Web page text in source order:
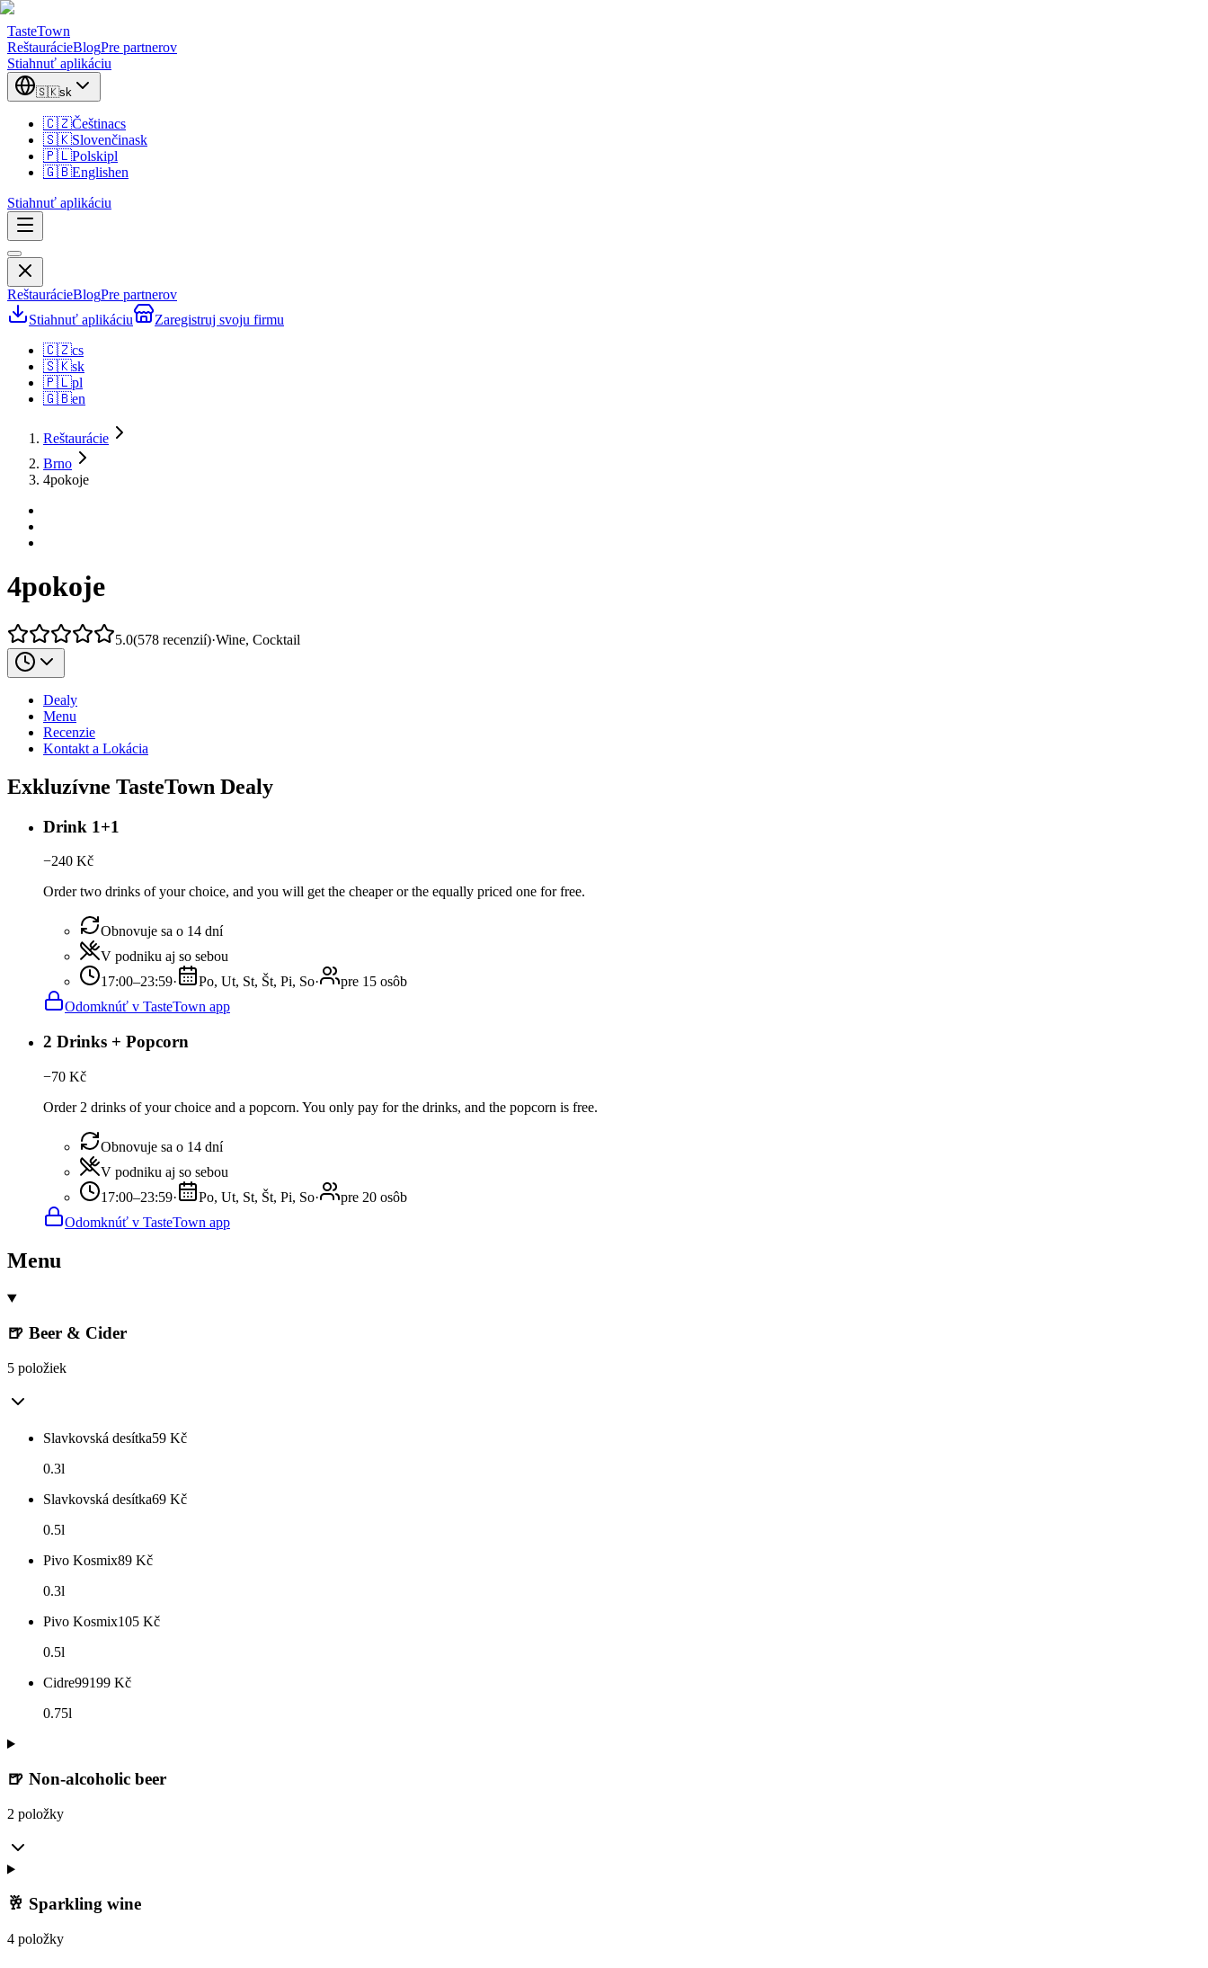
TasteTown
ReštaurácieBlogPre partnerov
Stiahnuť aplikáciu
🇸🇰sk
🇨🇿Češtinacs
🇸🇰Slovenčinask
🇵🇱Polskipl
🇬🇧Englishen
Stiahnuť aplikáciu
ReštaurácieBlogPre partnerov
Stiahnuť aplikáciu
Zaregistruj svoju firmu
🇨🇿cs
🇸🇰sk
🇵🇱pl
🇬🇧en
Reštaurácie
Brno
4pokoje
4pokoje
5.0(578 recenzií)·Wine, Cocktail
Dealy
Menu
Recenzie
Kontakt a Lokácia
Exkluzívne TasteTown Dealy
Drink 1+1
−240 Kč
Order two drinks of your choice, and you will get the cheaper or the equally priced one for free.
Obnovuje sa o 14 dní
V podniku aj so sebou
17:00–23:59· Po, Ut, St, Št, Pi, So·
pre 15 osôb
Odomknúť v TasteTown app
2 Drinks + Popcorn
−70 Kč
Order 2 drinks of your choice and a popcorn. You only pay for the drinks, and the popcorn is free.
Obnovuje sa o 14 dní
V podniku aj so sebou
17:00–23:59· Po, Ut, St, Št, Pi, So·
pre 20 osôb
Odomknúť v TasteTown app
Menu
🍺 Beer & Cider
5 položiek
Slavkovská desítka59 Kč
0.3l
Slavkovská desítka69 Kč
0.5l
Pivo Kosmix89 Kč
0.3l
Pivo Kosmix105 Kč
0.5l
Cidre99199 Kč
0.75l
🍺 Non-alcoholic beer
2 položky
🥂 Sparkling wine
4 položky